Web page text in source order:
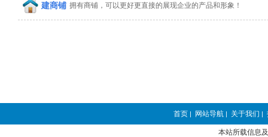
建商铺 拥有商铺，可以更好更直接的展现企业的产品和形象！
首页 | 网站导航 | 关于我们 |
本站所载信息